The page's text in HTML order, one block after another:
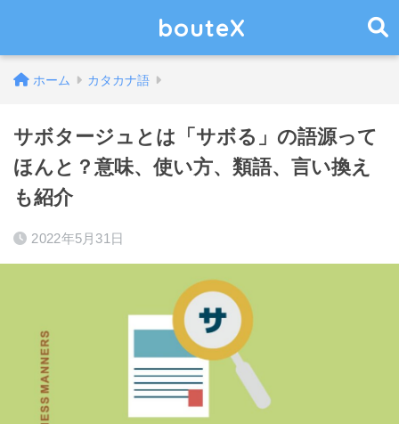
bouteX
ホーム カタカナ語
サボタージュとは「サボる」の語源って
ほんと？意味、使い方、類語、言い換え
も紹介
2022年5月31日